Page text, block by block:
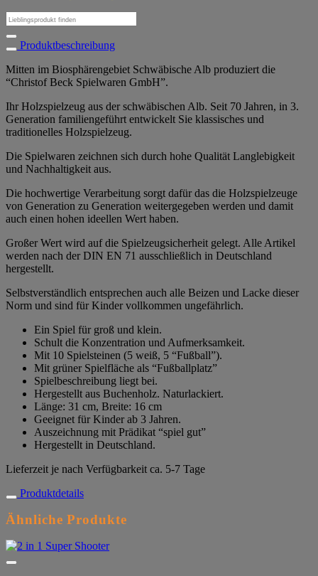
Suchen
nach:
Produktbeschreibung
Mitten im Biosphärengebiet Schwäbische Alb produziert die
“Christof Beck Spielwaren GmbH”.
Ihr Holzspielzeug aus der schwäbischen Alb. Seit 70 Jahren, in 3.
Generation familiengeführt entwickelt Sie klassisches und
traditionelles Holzspielzeug.
Die Spielwaren zeichnen sich durch hohe Qualität Langlebigkeit
und Nachhaltigkeit aus.
Die hochwertige Verarbeitung sorgt dafür das die Holzspielzeuge
von Generation zu Generation weitergegeben werden und damit
auch einen hohen ideellen Wert haben.
Großer Wert wird auf die Spielzeugsicherheit gelegt. Alle Artikel
werden nach der DIN EN 71 ausschließlich in Deutschland
hergestellt.
Selbstverständlich entsprechen auch alle Beizen und Lacke dieser
Norm und sind für Kinder vollkommen ungefährlich.
Ein Spiel für groß und klein.
Schult die Konzentration und Aufmerksamkeit.
Mit 10 Spielsteinen (5 weiß, 5 “Fußball”).
Mit grüner Spielfläche als “Fußballplatz”
Spielbeschreibung liegt bei.
Hergestellt aus Buchenholz. Naturlackiert.
Länge: 31 cm, Breite: 16 cm
Geeignet für Kinder ab 3 Jahren.
Auszeichnung mit Prädikat “spiel gut”
Hergestellt in Deutschland.
Lieferzeit je nach Verfügbarkeit ca. 5-7 Tage
Produktdetails
Ähnliche Produkte